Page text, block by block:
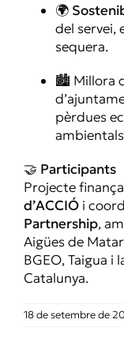
🌍
del servei,
sequera.
🏙️ Millora
pèrdues
🤝 Participants
Projecte
d’ACCIÓ i
Partnership,
Aigües de
BGEO, Taigua i
Catalunya.
18 de setembre de